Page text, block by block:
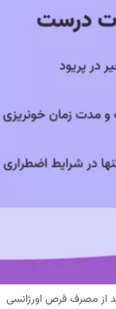
از مصرف قرص اورژانسی